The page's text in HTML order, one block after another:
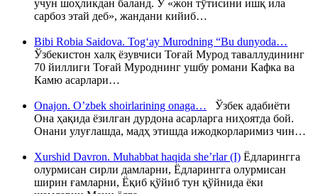
учун шоҳликдан баланд. У «жон тўтисини ишқ ила
сарбоз этай деб», жандани кийиб…
Bibi Robia Saidova. Tog‘ay Murodning “Bu dunyoda…
Ўзбекистон халқ ёзувчиси Тоғай Мурод таваллудининг
70 йиллиги Тоғай Муроднинг ушбу романи Кафка ва
Камю асарлари…
Onajon. O’zbek shoirlarining onaga… Ўзбек адабиёти
Она ҳақида ёзилган дурдона асарларга ниҳоятда бой.
Онани улуғлашда, мадҳ этишда ижодкорларимиз чин…
Xurshid Davron. Muhabbat haqida she’rlar (I) Ёдларингга
олурмисан сирли дамларни, Ёдларингга олурмисан
ширин ғамларни, Ёқиб қўйиб тун қўйнида ёки